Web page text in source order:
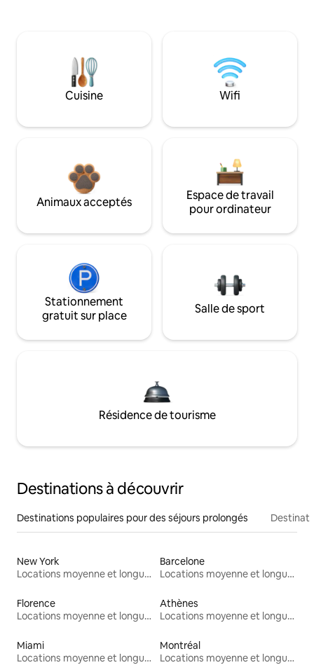
Cuisine Wifi
Animaux acceptés
Espace de travail
pour ordinateur
Stationnement
gratuit sur place
Salle de sport
Résidence de tourisme
Destinations à découvrir
Destinations populaires pour des séjours prolongés
New York
Locations moyenne et longue durée
Barcelone
Locations moyenne et longue durée
Florence
Locations moyenne et longue durée
Athènes
Locations moyenne et longue durée
Miami
Locations moyenne et longue durée
Montréal
Locations moyenne et longue durée